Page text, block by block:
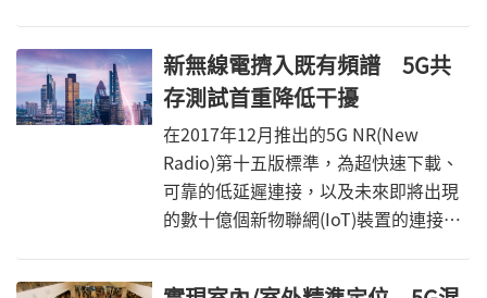
料速率從50Mbps提升到令人驚歎的
1Gbps(比大多數住宅的寬頻快100倍以
上)，還可將往返延遲從數十毫秒縮短至
物理原理決定的極限。這種低延遲對於
發掘各種未來應用的潛力至關重要，這
些應用包括下一代機器人和未來工廠、
(ADAS)、遠端手術、物聯網(IoT)、電競
新無線電擠入既有頻譜 5G共
存測試首重降低干擾
在2017年12月推出的5G NR(New
Radio)第十五版標準，為超快速下載、
可靠的低延遲連接，以及未來即將出現
的數十億個新物聯網(IoT)裝置的連接，